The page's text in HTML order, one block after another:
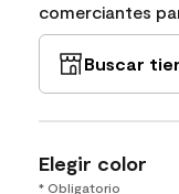
comerciantes
Buscar
Elegir color
* Obligatorio